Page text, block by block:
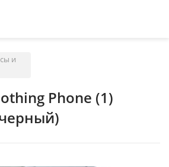
и
Phone (1)